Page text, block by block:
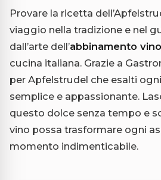
Provare la ricetta
viaggio nella tradizione e nel
dall’arte dell’abbinamento
cucina italiana. Grazie a
per Apfelstrudel che esalti
semplice e appassionante.
questo dolce senza tempo e
vino possa trasformare ogni
momento indimenticabile.